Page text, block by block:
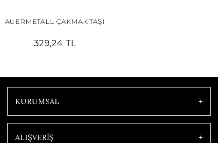
AUERMETALL ÇAKMAK TAŞI
329,24 TL
KURUMSAL
ALIŞVERİŞ